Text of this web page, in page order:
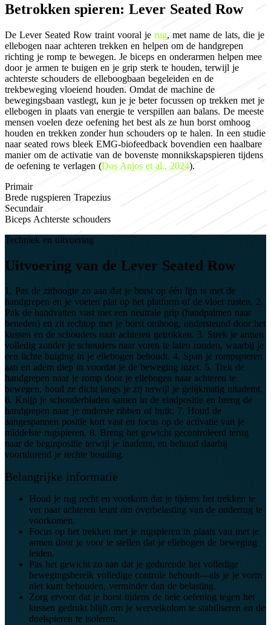
Betrokken spieren: Lever Seated Row
De Lever Seated Row traint vooral je rug, met name de lats, die je
ellebogen naar achteren trekken en helpen om de handgrepen
richting je romp te bewegen. Je biceps en onderarmen helpen mee
door je armen te buigen en je grip sterk te houden, terwijl je
achterste schouders de elleboogbaan begeleiden en de
trekbeweging vloeiend houden. Omdat de machine de
bewegingsbaan vastlegt, kun je je beter focussen op trekken met je
ellebogen in plaats van energie te verspillen aan balans. De meeste
mensen voelen deze oefening het best als ze hun borst omhoog
houden en trekken zonder hun schouders op te halen. In een studie
naar seated rows bleek EMG-biofeedback bovendien een haalbare
manier om de activatie van de bovenste monnikskapspieren tijdens
de oefening te verlagen (Dos Anjos et al., 2024).
Primair
Brede rugspieren Trapezius
Secundair
Biceps Achterste schouders
Techniek en uitvoering
Uitvoering van de Lever Seated Row
1. Pas de zithoogte zo aan dat je borst op één lijn is met de
handgrepen en je voeten plat op het platform of de vloer rusten. 2.
Pak de handvatten vast met een neutrale grip (handpalmen naar
beneden) en zit rechtop met je borst omhoog, ondersteund door het
kussen en de schouders naar achteren getrokken. 3. Strek je armen
volledig zonder je schouders naar voren te laten ronden, waarbij je
een lichte buiging in je ellebogen behoudt. 4. Span je rompspieren
aan en adem diep in voordat je de beweging inzet. 5. Trek de
handgrepen naar je romp door je ellebogen naar achteren te
bewegen, houd ze dicht langs je zij terwijl je gelijkmatig uitademt.
6. Knijp je schouderbladen samen in de eindpositie en breng de
handgrepen naar je onderste ribben of buik. 7. Houd de
aangespannen positie kort vast en focus op de activatie van je
middelste rugspieren. 8. Breng het gewicht gecontroleerd terug
naar de beginpositie terwijl je inademt, en behoud daarbij
voortdurend je rechte houding.
Belangrijke informatie
Houd je rug recht en voorkom dat je tijdens het trekken te
ver naar achteren leunt om overbelasting van de onderrug te
voorkomen.
Focus op het trekken met je rugspieren in plaats van met je
armen door je voor te stellen dat je ellebogen de beweging
leiden.
Pas het gewicht zo aan dat je gedurende het volledige
bewegingsbereik volledige controle behoudt—als je je vorm
niet kunt behouden, verminder dan de belasting.
Zorg ervoor dat je borst tijdens de hele oefening tegen het
kussen gedrukt blijft om je wervelkolom te stabiliseren en de
doelspieren te isoleren.